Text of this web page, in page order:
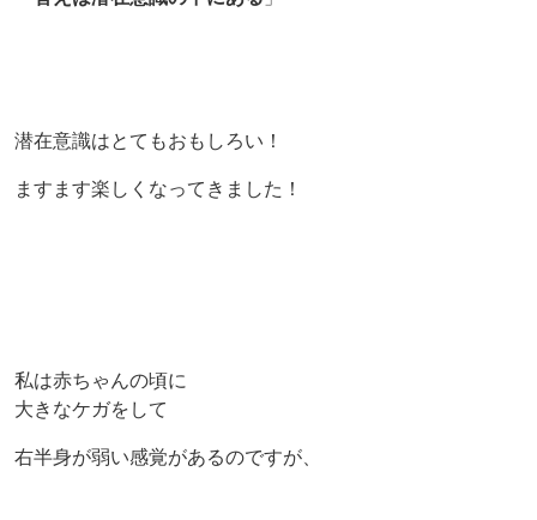
潜在意識はとてもおもしろい！
ますます楽しくなってきました！
私は赤ちゃんの頃に
大きなケガをして
右半身が弱い感覚があるのですが、